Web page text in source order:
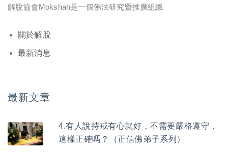
解脫協會Mokshah是一個佛法研究暨推廣組織
關於解脫
最新消息
最新文章
4.有人說持戒有心就好，不需要嚴格遵守，
這樣正確嗎？（正信佛弟子系列）